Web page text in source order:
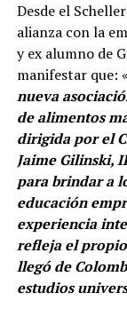
Desde el
alianza con la
y ex alumno de
manifestar que: «
nueva
de alimentos
dirigida por el
Jaime Gilinski,
para brindar a
educación
experiencia
refleja el
llegó de
estudios